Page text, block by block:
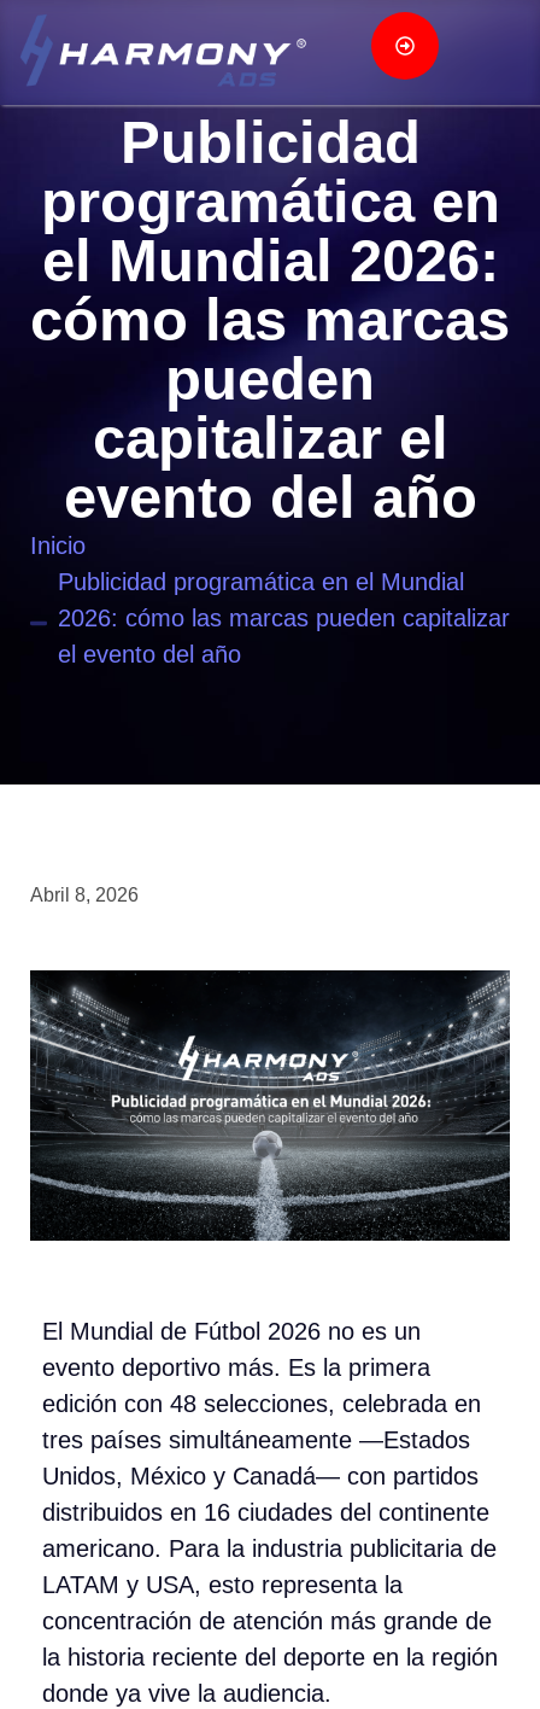
Publicidad
programática en
el Mundial 2026:
cómo las marcas
pueden
capitalizar el
evento del año
Inicio
Publicidad programática en el Mundial
2026: cómo las marcas pueden capitalizar
el evento del año
Abril 8, 2026
El Mundial de Fútbol 2026 no es un
evento deportivo más. Es la primera
edición con 48 selecciones, celebrada en
tres países simultáneamente —Estados
Unidos, México y Canadá— con partidos
distribuidos en 16 ciudades del continente
americano. Para la industria publicitaria de
LATAM y USA, esto representa la
concentración de atención más grande de
la historia reciente del deporte en la región
donde ya vive la audiencia.